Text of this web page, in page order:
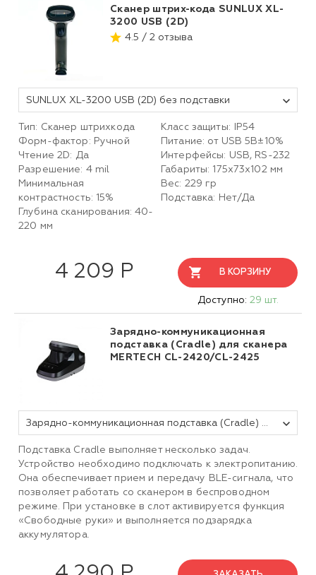
Сканер штрих-кода SUNLUX XL-
3200 USB (2D)
4.5 / 2 отзыва
SUNLUX XL-3200 USB (2D) без подставки
Тип: Сканер штрихкода
Форм-фактор: Ручной
Чтение 2D: Да
Разрешение: 4 mil
Минимальная
контрастность: 15%
Глубина сканирования: 40-
220 мм
Класс защиты: IP54
Питание: от USB 5В±10%
Интерфейсы: USB, RS-232
Габариты: 175х73х102 мм
Вес: 229 гр
Подставка: Нет/Да
4 209 Р В КОРЗИНУ
Доступно: 29 шт.
Зарядно-коммуникационная
подставка (Cradle) для сканера
MERTECH CL-2420/CL-2425
Зарядно-коммуникационная подставка (Cradle) для сканера MERTECH CL-2420/CL-2425 black
Подставка Cradle выполняет несколько задач.
Устройство необходимо подключать к электропитанию.
Она обеспечивает прием и передачу BLE-сигнала, что
позволяет работать со сканером в беспроводном
режиме. При установке в слот активируется функция
«Свободные руки» и выполняется подзарядка
аккумулятора.